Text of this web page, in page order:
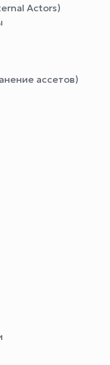
Actors)
ассетов)